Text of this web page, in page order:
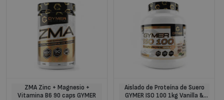
ZMA Zinc + Magnesio +
Vitamina B6 90 caps GYMER
Aislado de Proteína de Suero
GYMER ISO 100 1kg Vanilla &